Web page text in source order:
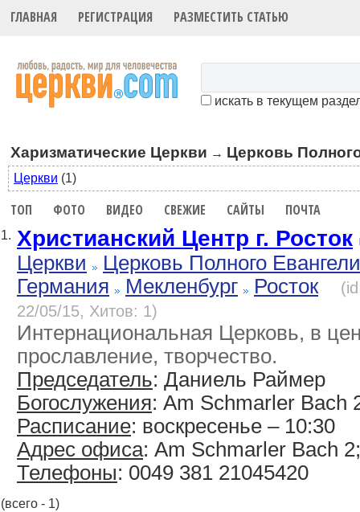
ГЛАВНАЯ РЕГИСТРАЦИЯ РАЗМЕСТИТЬ СТАТЬЮ
искать в текущем
Харизматические Церкви → Церковь
Церкви (1)
ТОП ФОТО ВИДЕО СВЕЖИЕ САЙТЫ ПОЧТА
1. Христианский Центр г. Росток
Церкви
Церковь Полного
Германия
Мекленбург Росток
22/05/15, Хитов: 1)
Интернациональная Церковь, в
прославление, творчество.
Председатель: Даниель Раймер
Богослужения: Am Schmarler Bach
Расписание: воскресенье – 10:30
Адрес офиса: Am Schmarler Bach
Телефоны: 0049 381 21045420
(всего - 1)